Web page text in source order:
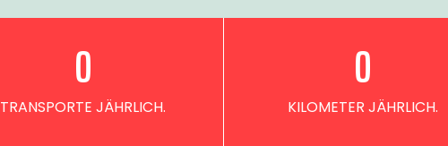
TRANSPORTE JÄHRLICH.
0
KILOMETER JÄHRLICH.
0